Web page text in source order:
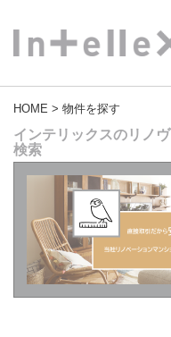
HOME > 物件を探す
インテリックスのリノ
検索